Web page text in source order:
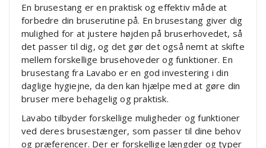
En brusestang er en praktisk og effektiv måde at
forbedre din bruserutine på. En brusestang giver dig
mulighed for at justere højden på bruserhovedet, så
det passer til dig, og det gør det også nemt at skifte
mellem forskellige brusehoveder og funktioner. En
brusestang fra Lavabo er en god investering i din
daglige hygiejne, da den kan hjælpe med at gøre din
bruser mere behagelig og praktisk.
Lavabo tilbyder forskellige muligheder og funktioner
ved deres brusestænger, som passer til dine behov
og præferencer. Der er forskellige længder og typer